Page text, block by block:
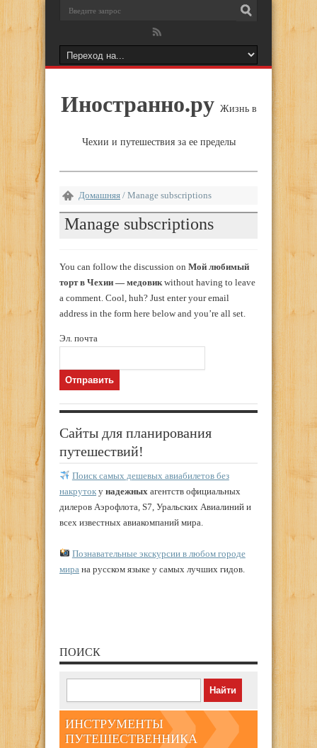
Иностранно.ру Жизнь в
Чехии и путешествия за ее пределы
Домашняя / Manage subscriptions
Manage subscriptions
You can follow the discussion on Мой любимый
торт в Чехии — медовик without having to leave
a comment. Cool, huh? Just enter your email
address in the form here below and you’re all set.
Эл. почта
Сайты для планирования
путешествий!
Поиск самых дешевых авиабилетов без
накруток у надежных агентств официальных
дилеров Аэрофлота, S7, Уральских Авиалиний и
всех известных авиакомпаний мира.
Познавательные экскурсии в любом городе
мира на русском языке у самых лучших гидов.
ПОИСК
ИНСТРУМЕНТЫ
ПУТЕШЕСТВЕННИКА